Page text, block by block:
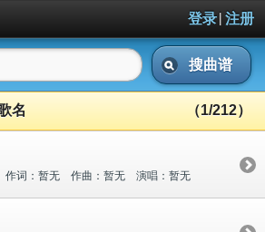
登录| 注册
搜曲谱
名 （1/212）
作词：暂无 作曲：暂无 演唱：暂无